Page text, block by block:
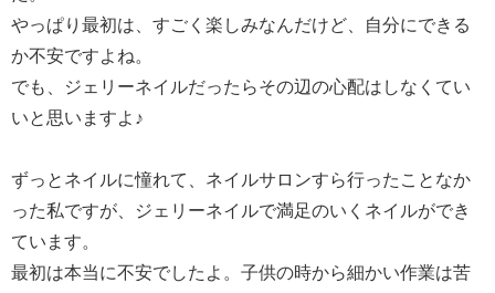
やっぱり最初は、すごく楽しみなんだけど、自分にできる
か不安ですよね。
でも、ジェリーネイルだったらその辺の心配はしなくてい
いと思いますよ♪
ずっとネイルに憧れて、ネイルサロンすら行ったことなか
った私ですが、ジェリーネイルで満足のいくネイルができ
ています。
最初は本当に不安でしたよ。子供の時から細かい作業は苦